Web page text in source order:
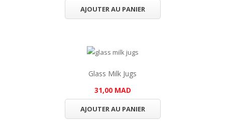
AJOUTER AU PANIER
Glass Milk Jugs
31,00 MAD
AJOUTER AU PANIER